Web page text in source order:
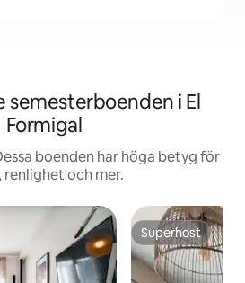
semesterboenden i El
Formigal
boenden har höga betyg för
renlighet och mer.
Superhost
Superhost